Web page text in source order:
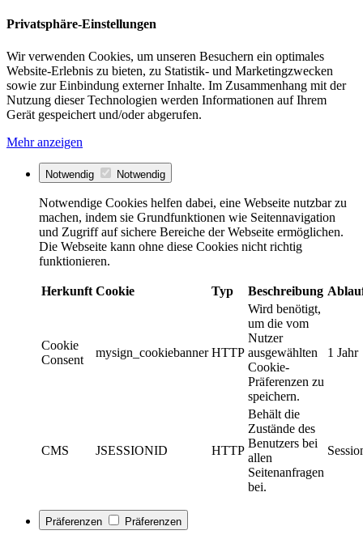
Privatsphäre-Einstellungen
Wir verwenden Cookies, um unseren Besuchern ein optimales
Website-Erlebnis zu bieten, zu Statistik- und Marketingzwecken
sowie zur Einbindung externer Inhalte. Im Zusammenhang mit der
Nutzung dieser Technologien werden Informationen auf Ihrem
Gerät gespeichert und/oder abgerufen.
Mehr anzeigen
Notwendig Notwendig
Notwendige Cookies helfen dabei, eine Webseite nutzbar zu
machen, indem sie Grundfunktionen wie Seitennavigation
und Zugriff auf sichere Bereiche der Webseite ermöglichen.
Die Webseite kann ohne diese Cookies nicht richtig
funktionieren.
Herkunft Cookie Typ Beschreibung
Cookie
Consent
mysign_cookiebanner HTTP
Wird benötigt,
um die vom
Nutzer
ausgewählten
Cookie-
Präferenzen zu
speichern.
1 Jahr
CMS JSESSIONID HTTP
Behält die
Zustände des
Benutzers bei
allen
Seitenanfragen
bei.
Präferenzen Präferenzen